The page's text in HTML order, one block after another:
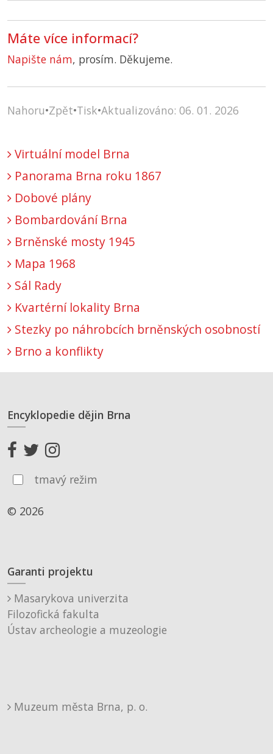
Máte více informací?
Napište nám, prosím. Děkujeme.
Nahoru•Zpět•Tisk•Aktualizováno: 06. 01. 2026
Virtuální model Brna
Panorama Brna roku 1867
Dobové plány
Bombardování Brna
Brněnské mosty 1945
Mapa 1968
Sál Rady
Kvartérní lokality Brna
Stezky po náhrobcích brněnských osobností
Brno a konflikty
Encyklopedie dějin Brna
tmavý režim
© 2026
Garanti projektu
Masarykova univerzita
Filozofická fakulta
Ústav archeologie a muzeologie
Muzeum města Brna, p. o.